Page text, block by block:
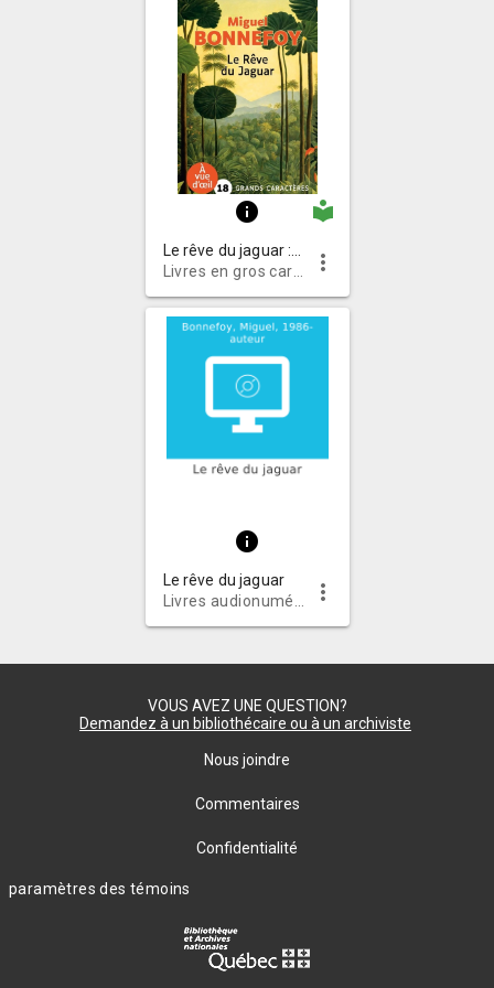
info local_library
more_vert
info
Le rêve du jaguar
more_vert
VOUS AVEZ UNE QUESTION?
Demandez à un bibliothécaire ou à un archiviste
Nous joindre
Commentaires
Confidentialité
paramètres des témoins